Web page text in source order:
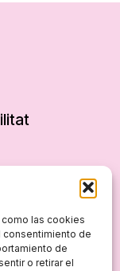
las cookies
consentimiento de
de
o retirar el